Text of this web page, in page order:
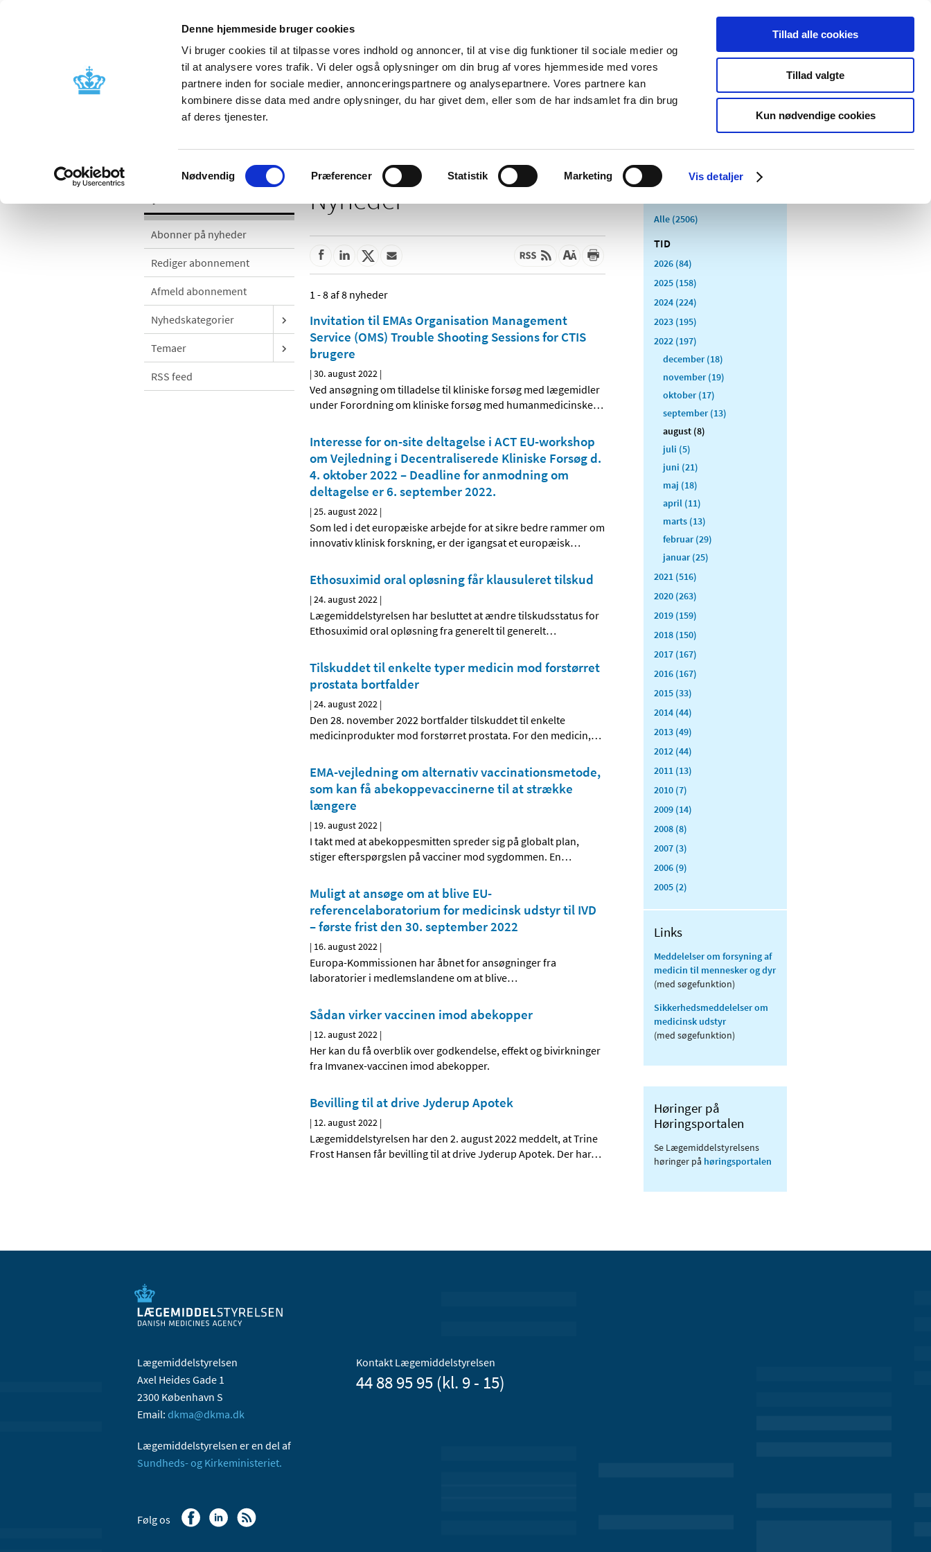
Denne hjemmeside bruger cookies
Vi bruger cookies til at tilpasse vores indhold og annoncer, til at vise dig funktioner til sociale medier og
til at analysere vores trafik. Vi deler også oplysninger om din brug af vores hjemmeside med vores
partnere inden for sociale medier, annonceringspartnere og analysepartnere. Vores partnere kan
kombinere disse data med andre oplysninger, du har givet dem, eller som de har indsamlet fra din brug
af deres tjenester.
Samtykkevalg
Nødvendig Præferencer Statistik Marketing Vis detaljer
Tillad alle cookies
Tillad valgte
Kun nødvendige cookies
Nyheder Om os Kontakt Udgivelser
Godkendelse og
Bivirkninger og
produktinformation
Tilskud og
Apoteker og salg af
Medicinsk
Særlige
produktområder
Abonner på nyheder
Rediger abonnement
Afmeld abonnement
Nyhedskategorier
Temaer
RSS feed
Nyheder
1 - 8 af 8 nyheder
Invitation til EMAs Organisation Management
Service (OMS) Trouble Shooting Sessions for CTIS
brugere
|30. august 2022 |
Ved ansøgning om tilladelse til kliniske forsøg med lægemidler
under Forordning om kliniske forsøg med humanmedicinske…
Interesse for on-site deltagelse i ACT EU-workshop
om Vejledning i Decentraliserede Kliniske Forsøg d.
4. oktober 2022 – Deadline for anmodning om
deltagelse er 6. september 2022.
|25. august 2022 |
Som led i det europæiske arbejde for at sikre bedre rammer om
innovativ klinisk forskning, er der igangsat et europæisk…
Ethosuximid oral opløsning får klausuleret tilskud
|24. august 2022 |
Lægemiddelstyrelsen har besluttet at ændre tilskudsstatus for
Ethosuximid oral opløsning fra generelt til generelt…
Tilskuddet til enkelte typer medicin mod forstørret
prostata bortfalder
|24. august 2022 |
Den 28. november 2022 bortfalder tilskuddet til enkelte
medicinprodukter mod forstørret prostata. For den medicin,…
EMA-vejledning om alternativ vaccinationsmetode,
som kan få abekoppevaccinerne til at strække
længere
| 19. august 2022 |
I takt med at abekoppesmitten spreder sig på globalt plan,
stiger efterspørgslen på vacciner mod sygdommen. En…
Muligt at ansøge om at blive EU-
referencelaboratorium for medicinsk udstyr til IVD
– første frist den 30. september 2022
| 16. august 2022 |
Europa-Kommissionen har åbnet for ansøgninger fra
laboratorier i medlemslandene om at blive…
Sådan virker vaccinen imod abekopper
| 12. august 2022 |
Her kan du få overblik over godkendelse, effekt og bivirkninger
fra Imvanex-vaccinen imod abekopper.
Bevilling til at drive Jyderup Apotek
| 12. august 2022 |
Lægemiddelstyrelsen har den 2. august 2022 meddelt, at Trine
Frost Hansen får bevilling til at drive Jyderup Apotek. Der har…
Alle (2506)
TID
2026 (84)
2025 (158)
2024 (224)
2023 (195)
2022 (197)
december (18)
november (19)
oktober (17)
september (13)
august (8)
juli (5)
juni (21)
maj (18)
april (11)
marts (13)
februar (29)
januar (25)
2021 (516)
2020 (263)
2019 (159)
2018 (150)
2017 (167)
2016 (167)
2015 (33)
2014 (44)
2013 (49)
2012 (44)
2011 (13)
2010 (7)
2009 (14)
2008 (8)
2007 (3)
2006 (9)
2005 (2)
Links
Meddelelser om forsyning af
medicin til mennesker og dyr
(med søgefunktion)
Sikkerhedsmeddelelser om
medicinsk udstyr
(med søgefunktion)
Høringer på
Høringsportalen
Se Lægemiddelstyrelsens
høringer på høringsportalen
Lægemiddelstyrelsen
Axel Heides Gade 1
2300 København S
Email: dkma@dkma.dk
Lægemiddelstyrelsen er en del af
Sundheds- og Kirkeministeriet.
Kontakt Lægemiddelstyrelsen
44 88 95 95 (kl. 9 - 15)
Følg os